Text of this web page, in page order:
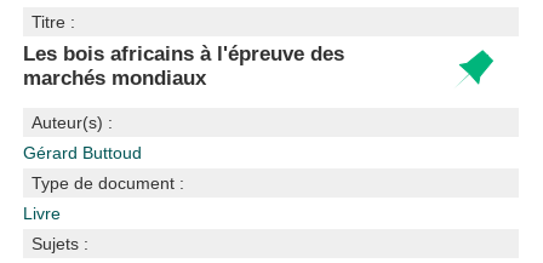
Titre :
Les bois africains à l'épreuve des
marchés mondiaux
Auteur(s) :
Gérard Buttoud
Type de document :
Livre
Sujets :